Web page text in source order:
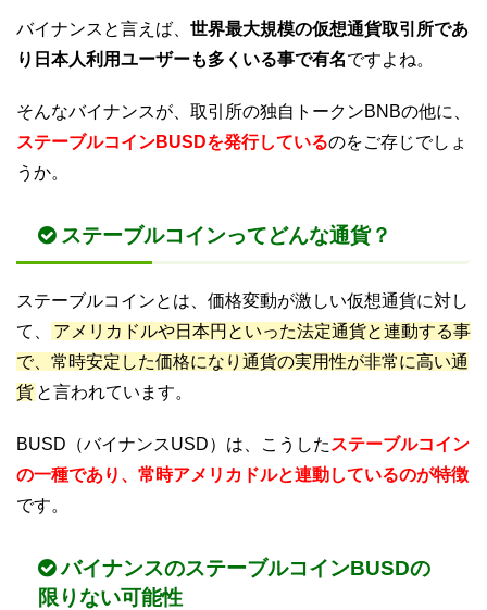
バイナンスと言えば、 世界最大規模の仮想通貨取引所であ
り日本人利用ユーザーも多くいる事で有名ですよね。
そんなバイナンスが、取引所の独自トークンBNBの他に、
ステーブルコインBUSDを発行しているのをご存じでしょ
うか。
ステーブルコインってどんな通貨？
ステーブルコインとは、価格変動が激しい仮想通貨に対し
て、
アメリカドルや日本円といった法定通貨と連動する事
で、常時安定した価格になり通貨の実用性が非常に高い通
貨 と言われています。
BUSD（バイナンスUSD）は、こうした ステーブルコイン
の一種であり、常時アメリカドルと連動しているのが特徴
です。
バイナンスのステーブルコインBUSDの
限りない可能性